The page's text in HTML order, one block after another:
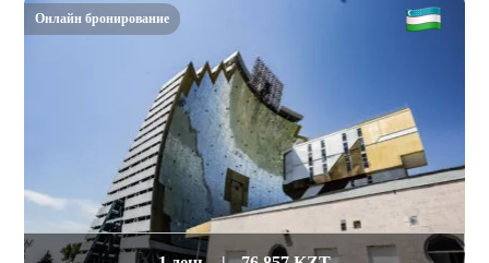
Онлайн бронирование